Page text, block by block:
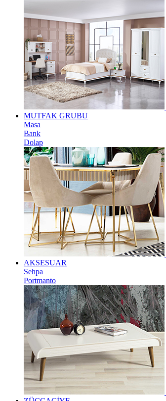
MUTFAK GRUBU
Masa
Bank
Dolap
AKSESUAR
Sehpa
Portmanto